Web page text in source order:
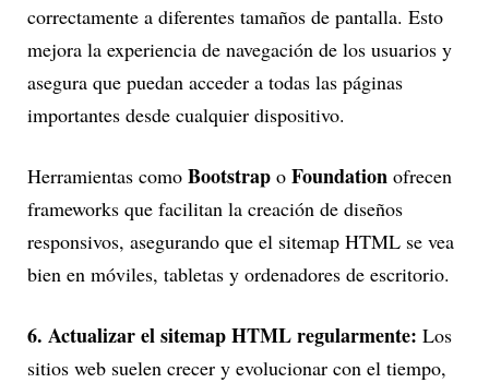
correctamente a diferentes tamaños de pantalla. Esto
mejora la experiencia de navegación de los usuarios y
asegura que puedan acceder a todas las páginas
importantes desde cualquier dispositivo.
Herramientas como Bootstrap o Foundation ofrecen
frameworks que facilitan la creación de diseños
responsivos, asegurando que el sitemap HTML se vea
bien en móviles, tabletas y ordenadores de escritorio.
6. Actualizar el sitemap HTML regularmente: Los
sitios web suelen crecer y evolucionar con el tiempo,